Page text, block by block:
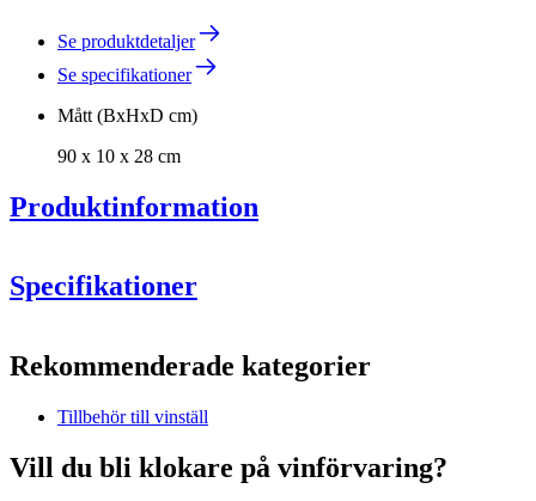
Se produktdetaljer
Se specifikationer
Mått (BxHxD cm)
90 x 10 x 28 cm
Produktinformation
Specifikationer
ProduktnummerS805
Allmänt
PlaceringGolv
YtaRökt ek
Rekommenderade kategorier
Tillbehör till vinställ
Vill du bli klokare på vinförvaring?